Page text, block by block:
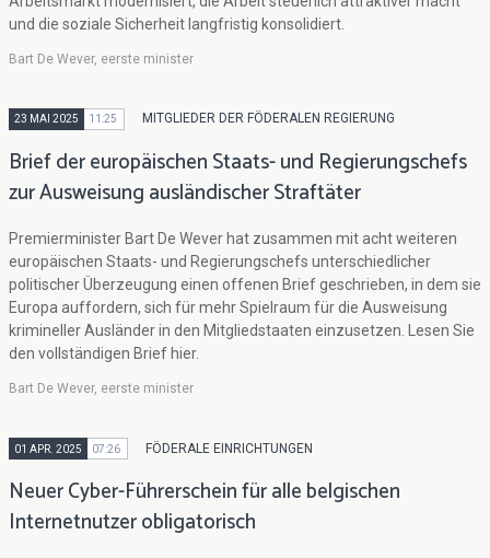
und die soziale Sicherheit langfristig konsolidiert.
Bart De Wever, eerste minister
23 MAI 2025 11:25 MITGLIEDER DER FÖDERALEN REGIERUNG
Brief der europäischen Staats- und Regierungschefs
zur Ausweisung ausländischer Straftäter
Premierminister Bart De Wever hat zusammen mit acht weiteren
europäischen Staats- und Regierungschefs unterschiedlicher
politischer Überzeugung einen offenen Brief geschrieben, in dem sie
Europa auffordern, sich für mehr Spielraum für die Ausweisung
krimineller Ausländer in den Mitgliedstaaten einzusetzen. Lesen Sie
den vollständigen Brief hier.
Bart De Wever, eerste minister
01 APR. 2025 07:26 FÖDERALE EINRICHTUNGEN
Neuer Cyber-Führerschein für alle belgischen
Internetnutzer obligatorisch